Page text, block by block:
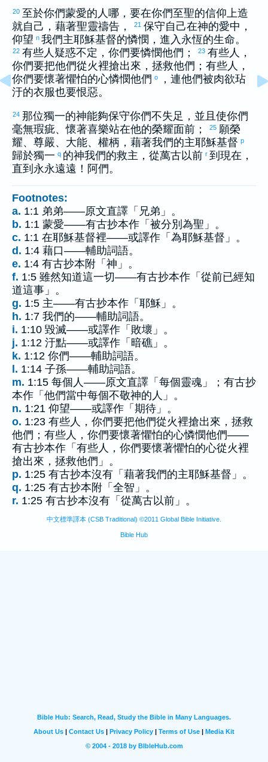
20 至於你們蒙愛的人哪，要在你們至聖的信仰上造
就自己，藉著聖靈禱告，
21 保守自己在神的愛中，
仰望 n 我們主耶穌基督的憐憫，進入永恆的生命。
22 有些人疑惑不定，你們要憐憫他們； 23 有些人，
你們要把他們從火裡搶出來，拯救他們；有些人，
你們要懷著懼怕的心憐憫他們 o
，連他們被肉欲玷
汙的衣服也要恨惡。
24 那位獨一的神能夠保守你們不失足，並且使你們
毫無瑕疵、懷著喜樂站在他的榮耀面前；
25 願榮
耀、尊嚴、大能、權柄，藉著我們的主耶穌基督 p
歸於獨一 q 的神我們的救主，從萬古以前 r 到現在，
直到永永遠遠！阿們。
Footnotes:
a. 1:1 弟弟——原文直譯「兄弟」。
b. 1:1 蒙愛——有古抄本作「被分別為聖」。
c. 1:1 在耶穌基督裡——或譯作「為耶穌基督」。
d. 1:4 藉口——輔助詞語。
e. 1:4 有古抄本附「神」。
f. 1:5 雖然知道這一切——有古抄本作「從前已經知
道這事」。
g. 1:5 主——有古抄本作「耶穌」。
h. 1:7 我們的——輔助詞語。
i. 1:10 毀滅——或譯作「敗壞」。
j. 1:12 汙點——或譯作「暗礁」。
k. 1:12 你們——輔助詞語。
l. 1:14 子孫——輔助詞語。
m. 1:15 每個人——原文直譯「每個靈魂」；有古抄
本作「他們當中每個不敬神的人」。
n. 1:21 仰望——或譯作「期待」。
o. 1:23 有些人，你們要把他們從火裡搶出來，拯救
他們；有些人，你們要懷著懼怕的心憐憫他們——
有古抄本作「有些人，你們要懷著懼怕的心從火裡
搶出來，拯救他們」。
p. 1:25 有古抄本沒有「藉著我們的主耶穌基督」。
q. 1:25 有古抄本附「全智」。
r. 1:25 有古抄本沒有「從萬古以前」。
中文標準譯本 (CSB Traditional) ©2011 Global Bible Initiative.
Bible Hub